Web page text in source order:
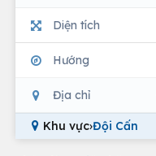
Diện tích
Hướng
Địa chỉ
Khu vực›Đội Cấn